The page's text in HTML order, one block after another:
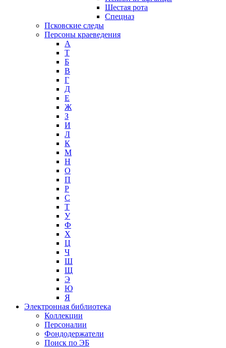
Шестая рота
Спецназ
Псковские следы
Персоны краеведения
А
T
Б
В
Г
Д
Е
Ж
З
И
Л
К
М
Н
О
П
Р
С
Т
У
Ф
Х
Ц
Ч
Ш
Щ
Э
Ю
Я
Электронная библиотека
Коллекции
Персоналии
Фондодержатели
Поиск по ЭБ